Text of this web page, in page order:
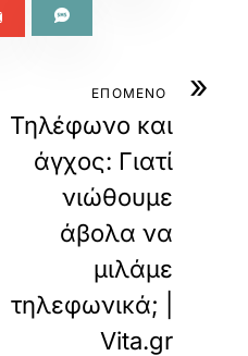
»
ΕΠΟΜΕΝΟ
Τηλέφωνο και
άγχος: Γιατί
νιώθουμε
άβολα να
μιλάμε
τηλεφωνικά; |
Vita.gr